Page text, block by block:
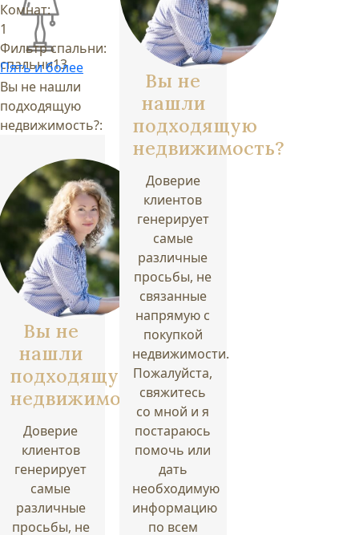
спальни13
Комнат:
1
Фильтр спальни:
Пять и более
Вы не нашли
подходящую
недвижимость?:
Вы не
нашли
подходящую
недвижимость?
Доверие
клиентов
генерирует
самые
различные
просьбы, не
Вы не
нашли
подходящую
недвижимость?
Доверие
клиентов
генерирует
самые
различные
просьбы, не
связанные
напрямую с
покупкой
недвижимости.
Пожалуйста,
свяжитесь
со мной и я
постараюсь
помочь или
дать
необходимую
информацию
по всем